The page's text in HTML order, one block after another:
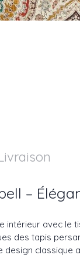
–
avec le
des tapis
design classique